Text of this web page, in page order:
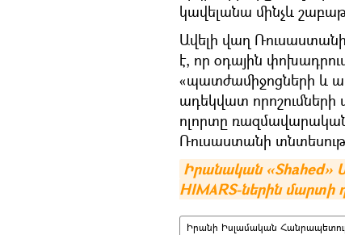
կավելանա մինչև
Ավելի վաղ
է, որ օդային
«պատժամիջոցների և
ադեկվատ
ոլորտը ռազմավարական
Ռուսաստանի
Իրանական «Shahed»
HIMARS-ներին մարտի
Իրանի Իսլամական